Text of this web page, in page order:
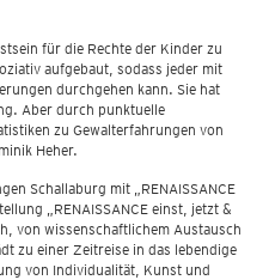
für die Rechte der Kinder zu
aufgebaut, sodass jeder mit
durchgehen kann. Sie hat
Aber durch punktuelle
zu Gewalterfahrungen von
Heher.
Schallaburg mit „RENAISSANCE
„RENAISSANCE einst, jetzt &
von wissenschaftlichem Austausch
zu einer Zeitreise in das lebendige
von Individualität, Kunst und